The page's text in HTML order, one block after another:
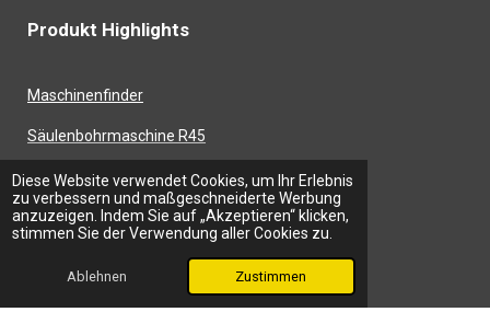
Diese Website verwendet Cookies, um Ihr Erlebnis
zu verbessern und maßgeschneiderte Werbung
anzuzeigen. Indem Sie auf „Akzeptieren“ klicken,
stimmen Sie der Verwendung aller Cookies zu.
Ablehnen Zustimmen
Produkt Highlights
Maschinenfinder
Säulenbohrmaschine R45
CNC Fräsmaschine Automax
Mini Baz MT-700 SL
Das Unternehmen Härtel